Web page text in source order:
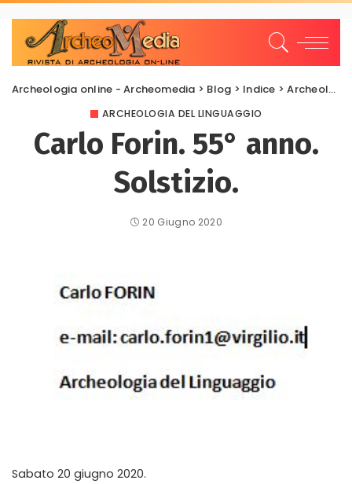
Archeologia online - Archeomedia > Blog > Indice >Archeologia del Linguaggio
ARCHEOLOGIA DEL LINGUAGGIO
Carlo Forin. 55° anno.
Solstizio.
20 Giugno 2020
Sabato 20 giugno 2020.